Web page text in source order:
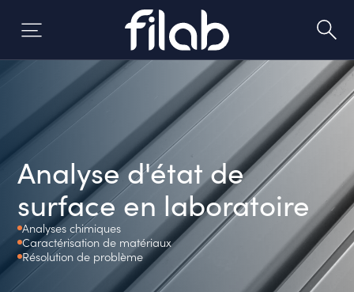
Analyse d'état de
surface en laboratoire
Analyses chimiques
Caractérisation de matériaux
Résolution de problème